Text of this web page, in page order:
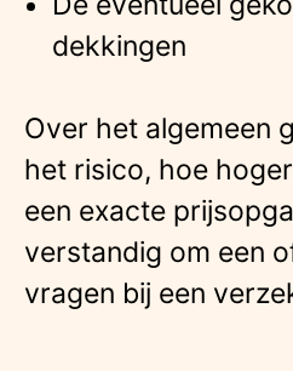
dekkingen
Over het algemeen
het risico, hoe
een exacte
verstandig om een
vragen bij een